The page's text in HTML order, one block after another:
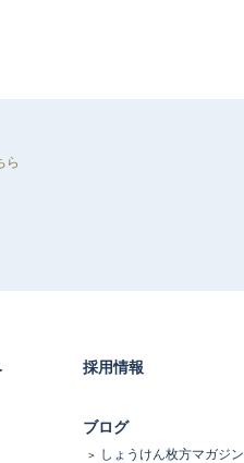
ら
採用情報
ブログ
しょうけん枚方マガジン